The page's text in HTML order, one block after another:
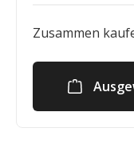
Zusammen